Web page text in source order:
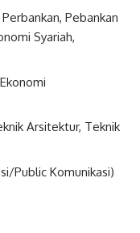
Pebankan
Syariah,
Arsitektur, Teknik
Public Komunikasi)